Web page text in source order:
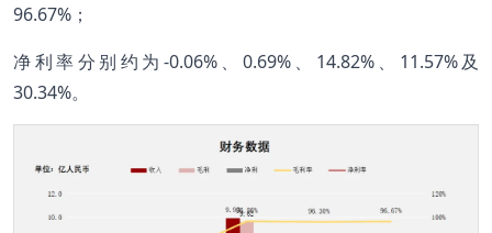
96.67%；
净利率分别约为-0.06%、0.69%、14.82%、11.57%及
30.34%。